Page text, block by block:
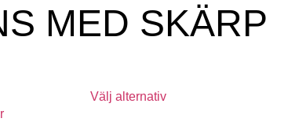
MED SKÄRP
Välj alternativ